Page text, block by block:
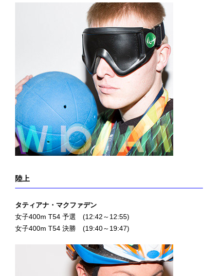
陸上
タティアナ・マクファデン
女子400m T54 予選 (12:42～12:55)
女子400m T54 決勝 (19:40～19:47)